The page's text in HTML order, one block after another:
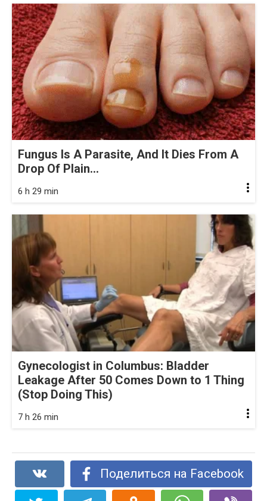
Fungus Is A Parasite, And It Dies From A
Drop Of Plain...
6 h 29 min
Gynecologist in Columbus: Bladder
Leakage After 50 Comes Down to 1 Thing
(Stop Doing This)
7 h 26 min
Поделиться на Facebook